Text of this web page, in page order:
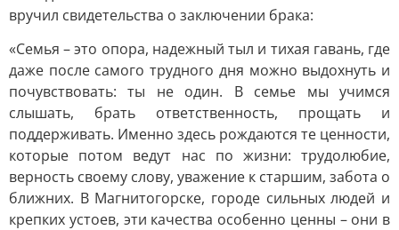
вручил свидетельства о заключении брака:
«Семья – это опора, надежный тыл и тихая гавань, где
даже после самого трудного дня можно выдохнуть и
почувствовать: ты не один. В семье мы учимся
слышать, брать ответственность, прощать и
поддерживать. Именно здесь рождаются те ценности,
которые потом ведут нас по жизни: трудолюбие,
верность своему слову, уважение к старшим, забота о
ближних. В Магнитогорске, городе сильных людей и
крепких устоев, эти качества особенно ценны – они в